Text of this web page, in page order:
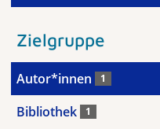
Zielgruppe
Autor*innen 1
Bibliothek 1